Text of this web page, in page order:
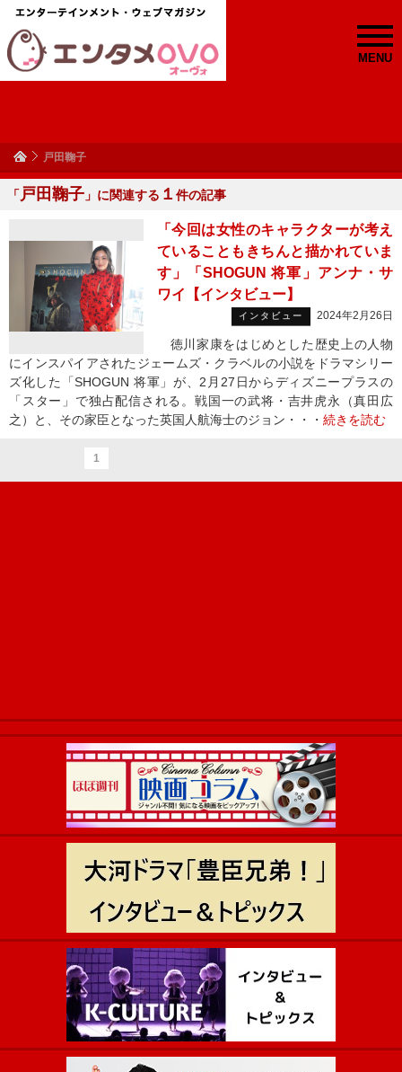
MENU
戸田鞠子
「戸田鞠子 」に関連する １ 件の記事
「今回は女性のキャラクターが考え
ていることもきちんと描かれていま
す」「SHOGUN 将軍」アンナ・サ
ワイ【インタビュー】
インタビュー 2024年2月26日
徳川家康をはじめとした歴史上の人物
にインスパイアされたジェームズ・クラベルの小説をドラマシリー
ズ化した「SHOGUN 将軍」が、2月27日からディズニープラスの
「スター」で独占配信される。戦国一の武将・吉井虎永（真田広
之）と、その家臣となった英国人航海士のジョン・・・ 続きを読む
1